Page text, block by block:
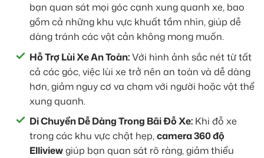
bạn quan sát mọi góc cạnh xung quanh xe, bao
gồm cả những khu vực khuất tầm nhìn, giúp dễ
dàng tránh các vật cản không mong muốn.
Hỗ Trợ Lùi Xe An Toàn:Với hình ảnh sắc nét từ tất
cả các góc, việc lùi xe trở nên an toàn và dễ dàng
hơn, giảm nguy cơ va chạm với người hoặc vật thể
xung quanh.
Di Chuyển Dễ Dàng Trong Bãi Đỗ Xe: Khi đỗ xe
trong các khu vực chật hẹp,camera 360 độ
Elliviewgiúp bạn quan sát rõ ràng, giảm thiểu